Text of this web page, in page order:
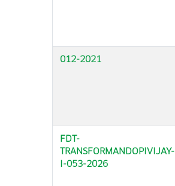
012-2021
FDT-
TRANSFORMANDOPIVIJAY-
I-053-2026